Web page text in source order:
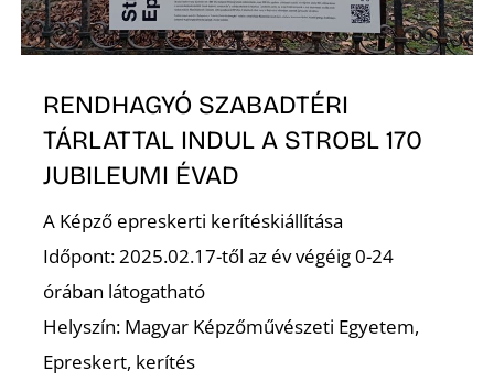
RENDHAGYÓ SZABADTÉRI
TÁRLATTAL INDUL A STROBL 170
JUBILEUMI ÉVAD
A Képző epreskerti kerítéskiállítása
Időpont: 2025.02.17-től az év végéig 0-24
órában látogatható
Helyszín: Magyar Képzőművészeti Egyetem,
Epreskert, kerítés